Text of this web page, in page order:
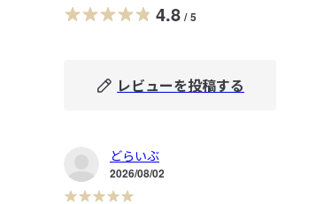
4.8 / 5
レビューを投稿する
どらいぶ
2026/08/02